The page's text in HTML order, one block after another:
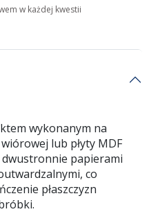
w każdej kwestii
wykonanym na
lub płyty MDF
papierami
co
płaszczyzn